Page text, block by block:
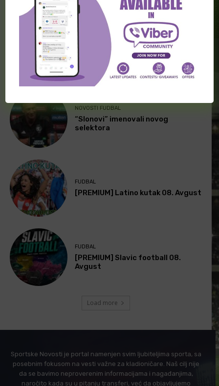
TRANSFERI FUDBAL
Transferi širom sveta (8. avgust)
NOVOSTI FUDBAL
“Slonovi” imenovali novog
selektora
FUDBAL
[PREMIUM] Latino kutak 08. Avgust
FUDBAL
[PREMIUM] Slavic football 08.
Avgust
Load more
Sportske Novosti je portal namenjen svim ljubiteljima sporta, sa
posebnim fokusom na vesti važne za kladioničare. Naš cilj nije
da se bavimo neproverenim informacijama i nagađanjima,
naročito kada su u pitanju transferi, već da objavljujemo